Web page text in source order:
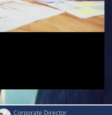
Corporate Director